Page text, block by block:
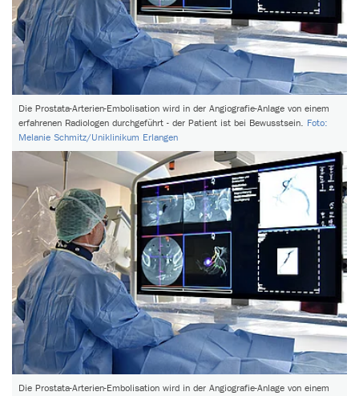
Die Prostata-Arterien-Embolisation wird in der Angiografie-Anlage von einem
erfahrenen Radiologen durchgeführt - der Patient ist bei Bewusstsein. Foto:
Melanie Schmitz/Uniklinikum Erlangen
Die Prostata-Arterien-Embolisation wird in der Angiografie-Anlage von einem